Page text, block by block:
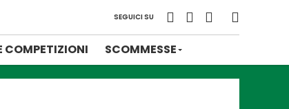
SEGUICI SU
COMPETIZIONI SCOMMESSE